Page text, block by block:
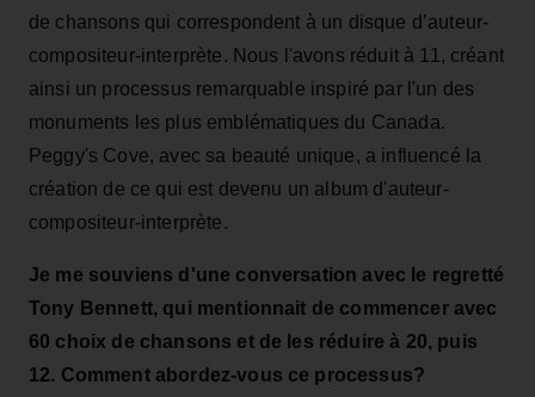
de chansons qui correspondent à un disque d’auteur-
compositeur-interprète. Nous l'avons réduit à 11, créant
ainsi un processus remarquable inspiré par l'un des
monuments les plus emblématiques du Canada.
Peggy's Cove, avec sa beauté unique, a influencé la
création de ce qui est devenu un album d'auteur-
compositeur-interprète.
Je me souviens d'une conversation avec le regretté
Tony Bennett, qui mentionnait de commencer avec
60 choix de chansons et de les réduire à 20, puis
12. Comment abordez-vous ce processus?